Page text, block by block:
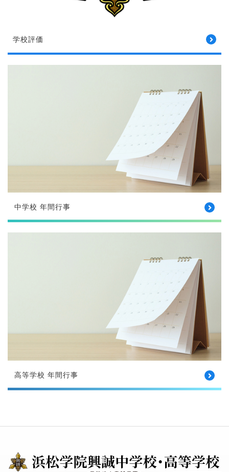
学校評価
中学校 年間行事
高等学校 年間行事